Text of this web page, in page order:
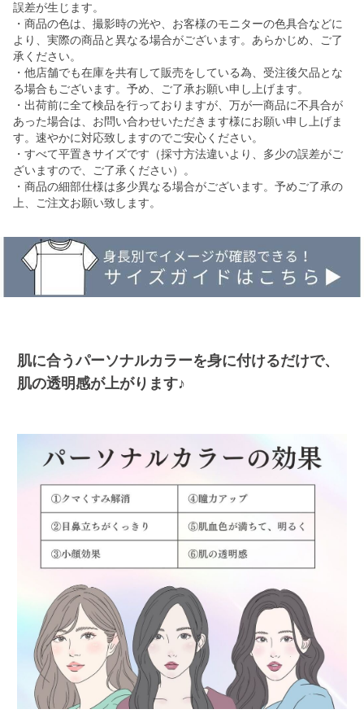
誤差が生じます。
・商品の色は、撮影時の光や、お客様のモニターの色具合などに
より、実際の商品と異なる場合がございます。あらかじめ、ご了
承ください。
・他店舗でも在庫を共有して販売をしている為、受注後欠品とな
る場合もございます。予め、ご了承お願い申し上げます。
・出荷前に全て検品を行っておりますが、万が一商品に不具合が
あった場合は、お問い合わせいただきます様にお願い申し上げま
す。速やかに対応致しますのでご安心ください。
・すべて平置きサイズです（採寸方法違いより、多少の誤差がご
ざいますので、ご了承ください）。
・商品の細部仕様は多少異なる場合がございます。予めご了承の
上、ご注文お願い致します。
肌に合うパーソナルカラーを身に付けるだけで、
肌の透明感が上がります♪